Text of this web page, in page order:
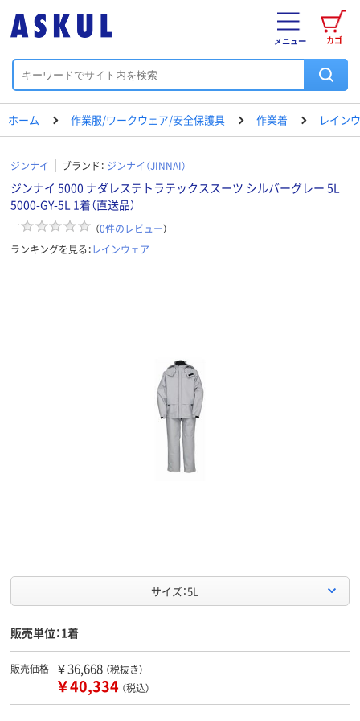
カゴ
メニュー
ホーム 作業服/ワークウェア/安全保護具 作業着 レイン
ジンナイ ブランド： ジンナイ（JINNAI）
ジンナイ 5000 ナダレステトラテックススーツ シルバーグレー 5L
5000-GY-5L 1着（直送品）
（0件のレビュー）
ランキングを見る：レインウェア
サイズ：5L
販売単位：1着
販売価格 ￥36,668 （税抜き）
￥40,334 （税込）